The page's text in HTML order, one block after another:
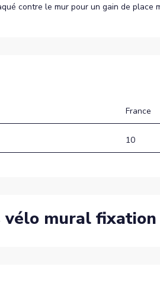
contre le mur pour un gain de place
France
10
mural